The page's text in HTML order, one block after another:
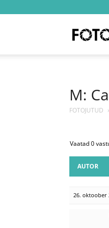
M:
FOTOJUTUD ›
Vaatad 0
AUTOR
26. oktoober